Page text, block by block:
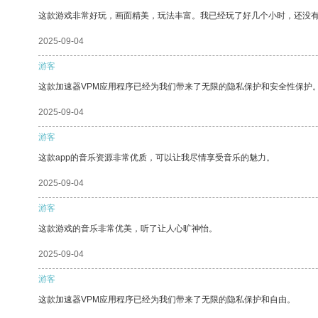
这款游戏非常好玩，画面精美，玩法丰富。我已经玩了好几个小时，还没有
2025-09-04
游客
这款加速器VPM应用程序已经为我们带来了无限的隐私保护和安全性保护。
2025-09-04
游客
这款app的音乐资源非常优质，可以让我尽情享受音乐的魅力。
2025-09-04
游客
这款游戏的音乐非常优美，听了让人心旷神怡。
2025-09-04
游客
这款加速器VPM应用程序已经为我们带来了无限的隐私保护和自由。